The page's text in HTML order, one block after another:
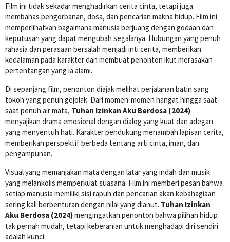
Film ini tidak sekadar menghadirkan cerita cinta, tetapi juga
membahas pengorbanan, dosa, dan pencarian makna hidup. Film ini
memperlihatkan bagaimana manusia berjuang dengan godaan dan
keputusan yang dapat mengubah segalanya. Hubungan yang penuh
rahasia dan perasaan bersalah menjadi inti cerita, memberikan
kedalaman pada karakter dan membuat penonton ikut merasakan
pertentangan yang ia alami.
Di sepanjang film, penonton diajak melihat perjalanan batin sang
tokoh yang penuh gejolak. Dari momen-momen hangat hingga saat-
saat penuh air mata, Tuhan Izinkan Aku Berdosa (2024)
menyajikan drama emosional dengan dialog yang kuat dan adegan
yang menyentuh hati. Karakter pendukung menambah lapisan cerita,
memberikan perspektif berbeda tentang arti cinta, iman, dan
pengampunan.
Visual yang memanjakan mata dengan latar yang indah dan musik
yang melankolis memperkuat suasana. Film ini memberi pesan bahwa
setiap manusia memiliki sisi rapuh dan pencarian akan kebahagiaan
sering kali berbenturan dengan nilai yang dianut. Tuhan Izinkan
Aku Berdosa (2024)mengingatkan penonton bahwa pilihan hidup
tak pernah mudah, tetapi keberanian untuk menghadapi diri sendiri
adalah kunci.